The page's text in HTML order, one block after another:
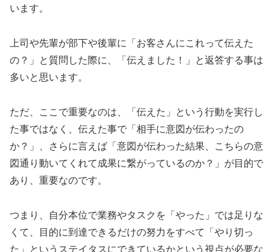
います。
上司や先輩が部下や後輩に「お客さんにこれって伝えた
の？」と質問した際に、「伝えました！」と返答する事は
多いと思います。
ただ、ここで重要なのは、「伝えた」という行動を実行し
た事ではなく、伝えた事で「相手に意図が伝わったの
か？」、さらに言えば「意図が伝わった結果、こちらの意
図通り動いてくれて成果に繋がっているのか？」が目的で
あり、重要なのです。
つまり、自分本位で業務やタスクを「やった」では足りな
くて、目的に到達できるだけの努力をすべて「やり切っ
た」というステイタスにできているかという視点が必要な